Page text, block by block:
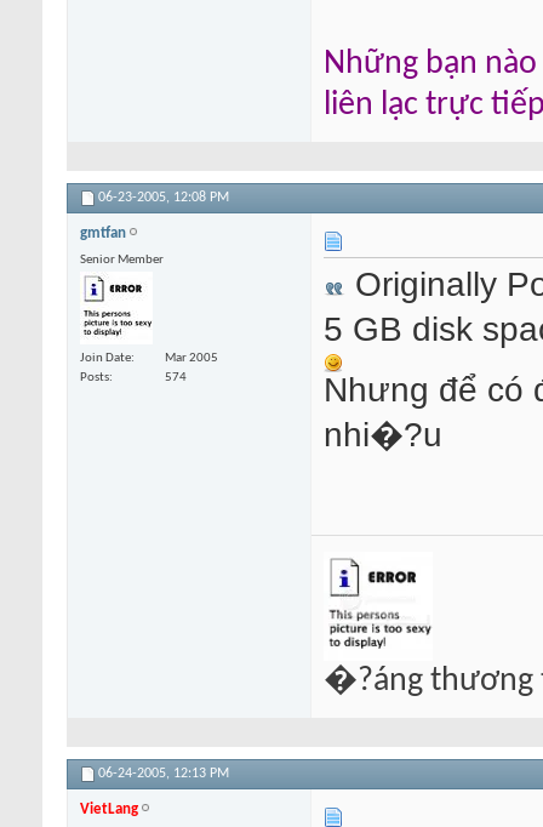
Những bạn
liên lạc trực
06-23-2005, 12:08 PM
gmtfan
Senior Member
Join Date
Mar 2005
Posts
574
Originally
5 GB disk
Nhưng để có
nhi�?u
�?áng thương
06-24-2005, 12:13 PM
VietLang